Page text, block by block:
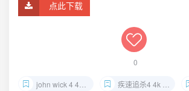
点此下载
0
john wick 4 4k 网盘资源 疾速追杀4 4k 下载